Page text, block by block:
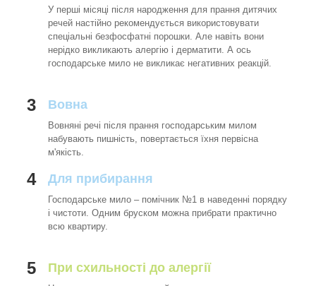
У перші місяці після народження для прання дитячих
речей настійно рекомендується використовувати
спеціальні безфосфатні порошки. Але навіть вони
нерідко викликають алергію і дерматити. А ось
господарське мило не викликає негативних реакцій.
3 Вовна
Вовняні речі після прання господарським милом
набувають пишність, повертається їхня первісна
м'якість.
4 Для прибирання
Господарське мило – помічник №1 в наведенні порядку
і чистоти. Одним бруском можна прибрати практично
всю квартиру.
5 При схильності до алергії